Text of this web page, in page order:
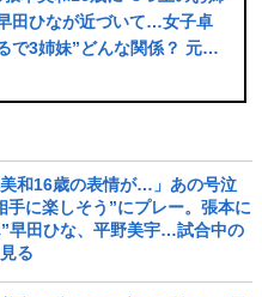
田ひなが近づいて…女子卓
で3姉妹”どんな関係？ 元代
美和16歳の表情が…」あの号泣
に楽しそう”にプレー。張本に
早田ひな、平野美宇…試合中の
る